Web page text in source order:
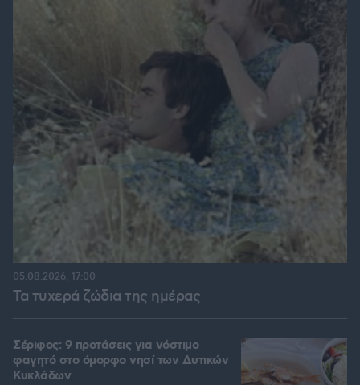
Τα τυχερά ζώδια της ημέρας
05.08.2026, 17:00
Σέριφος: 9 προτάσεις για νόστιμο
φαγητό στο όμορφο νησί των Δυτικών
Κυκλάδων